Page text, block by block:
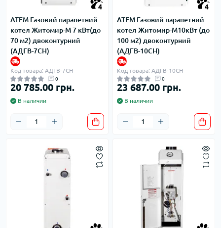
4
ATEM Газовий парапетний
котел Житомир-М 7 кВт(до
70 м2) двоконтурний
(АДГВ-7СН)
Код товара: АДГВ-7СН
0
20 785.00 грн.
В наличии
4
ATEM Газовий парапетний
котел Житомир-М10кВт (до
100 м2) двоконтурний
(АДГВ-10СН)
Код товара: АДГВ-10СН
0
23 687.00 грн.
В наличии